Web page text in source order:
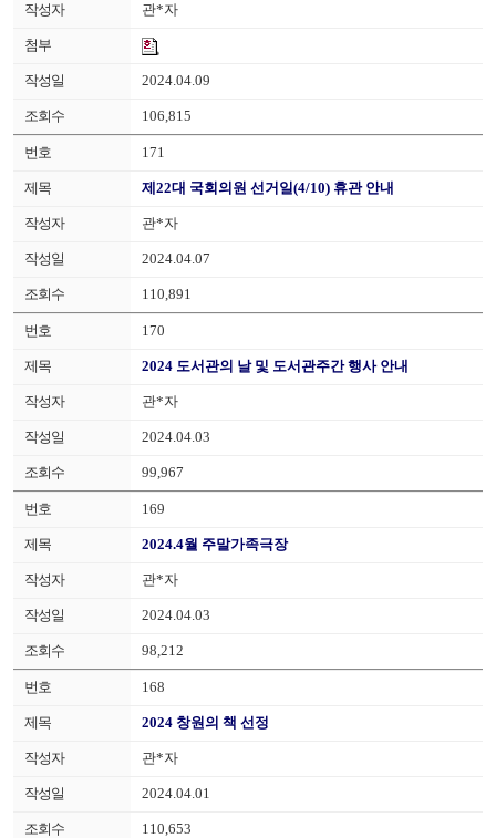
관*자
2024.04.09
106,815
171
제22대 국회의원 선거일(4/10) 휴관 안내
관*자
2024.04.07
110,891
170
2024 도서관의 날 및 도서관주간 행사 안내
관*자
2024.04.03
99,967
169
2024.4월 주말가족극장
관*자
2024.04.03
98,212
168
2024 창원의 책 선정
관*자
2024.04.01
110,653